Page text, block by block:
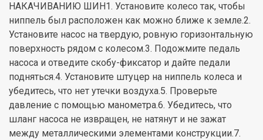
НАКАЧИВАНИЮ ШИН1. Установите колесо так, чтобы
ниппель был расположен как можно ближе к земле.2.
Установите насос на твердую, ровную горизонтальную
поверхность рядом с колесом.3. Подожмите педаль
насоса и отведите скобу-фиксатор и дайте педали
подняться.4. Установите штуцер на ниппель колеса и
убедитесь, что нет утечки воздуха.5. Проверьте
давление с помощью манометра.6. Убедитесь, что
шланг насоса не извращен, не натянут и не зажат
между металлическими элементами конструкции.7.